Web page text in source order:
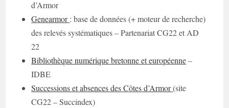
d’Armor
Genearmor: base de données (+ moteur de recherche)
des relevés systématiques – Partenariat CG22 et AD
22
Bibliothèque numérique bretonne et européenne–
IDBE
Successions et absences des Côtes d’Armor(site
CG22 – Succindex)